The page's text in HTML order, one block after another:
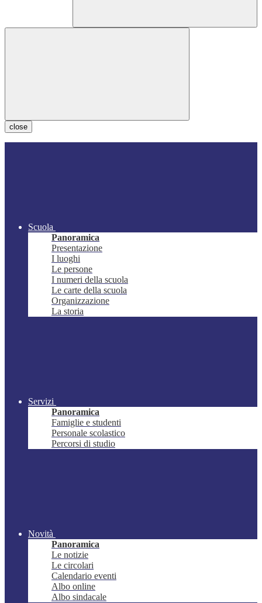
close
Scuola
Panoramica
Presentazione
I luoghi
Le persone
I numeri della scuola
Le carte della scuola
Organizzazione
La storia
Servizi
Panoramica
Famiglie e studenti
Personale scolastico
Percorsi di studio
Novità
Panoramica
Le notizie
Le circolari
Calendario eventi
Albo online
Albo sindacale